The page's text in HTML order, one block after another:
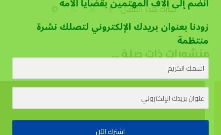
منشورات ذات صلة ...
زودنا بعنوان بريدك الإلكتروني لتصلك نشرة
منتظمة
اشترك الآن